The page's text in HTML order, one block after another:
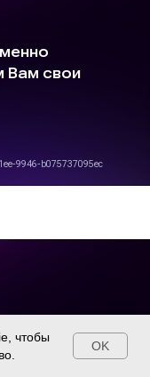
чтобы
OK